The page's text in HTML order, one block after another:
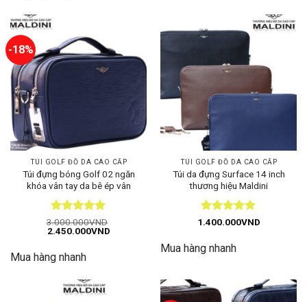
-18%
TÚI GOLF ĐỒ DA CAO CẤP
Túi đựng bóng Golf 02 ngăn
khóa vân tay da bê ép vân
Được xếp
hạng55
3.000.000VND
Giá
3.000.000VND.
2.450.000VNDGiá
Mua hàng nhanh
TÚI GOLF ĐỒ DA CAO CẤP
Túi da đựng Surface 14 inch
thương hiệu Maldini
Được xếp
sao
1.400.000VND
Mua hàng nhanh